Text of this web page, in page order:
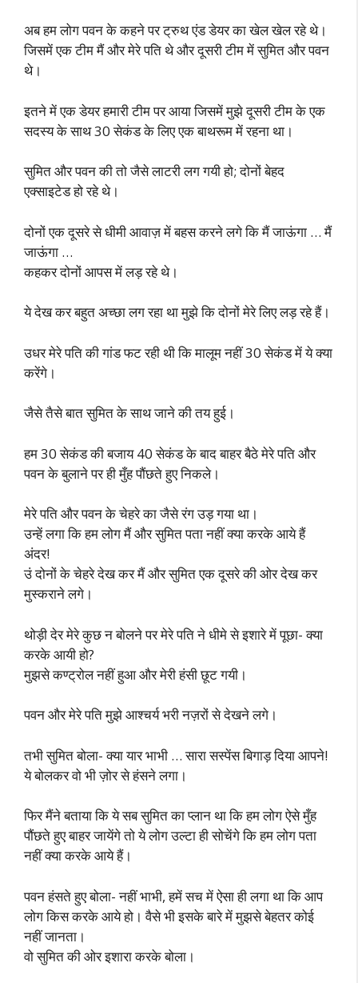
अब हम लोग पवन के कहने पर ट्रुथ एंड डेयर का खेल खेल रहे थे।
जिसमें एक टीम मैं और मेरे पति थे और दूसरी टीम में सुमित और पवन
थे।
इतने में एक डेयर हमारी टीम पर आया जिसमें मुझे दूसरी टीम के एक
सदस्य के साथ 30 सेकंड के लिए एक बाथरूम में रहना था।
सुमित और पवन की तो जैसे लाटरी लग गयी हो; दोनों बेहद
एक्साइटेड हो रहे थे।
दोनों एक दूसरे से धीमी आवाज़ में बहस करने लगे कि मैं जाऊंगा … मैं
जाऊंगा …
कहकर दोनों आपस में लड़ रहे थे।
ये देख कर बहुत अच्छा लग रहा था मुझे कि दोनों मेरे लिए लड़ रहे हैं।
उधर मेरे पति की गांड फट रही थी कि मालूम नहीं 30 सेकंड में ये क्या
करेंगे।
जैसे तैसे बात सुमित के साथ जाने की तय हुई।
हम 30 सेकंड की बजाय 40 सेकंड के बाद बाहर बैठे मेरे पति और
पवन के बुलाने पर ही मुँह पौंछते हुए निकले।
मेरे पति और पवन के चेहरे का जैसे रंग उड़ गया था।
उन्हें लगा कि हम लोग मैं और सुमित पता नहीं क्या करके आये हैं
अंदर!
उं दोनों के चेहरे देख कर मैं और सुमित एक दूसरे की ओर देख कर
मुस्कराने लगे।
थोड़ी देर मेरे कुछ न बोलने पर मेरे पति ने धीमे से इशारे में पूछा- क्या
करके आयी हो?
मुझसे कण्ट्रोल नहीं हुआ और मेरी हंसी छूट गयी।
पवन और मेरे पति मुझे आश्चर्य भरी नज़रों से देखने लगे।
तभी सुमित बोला- क्या यार भाभी … सारा सस्पेंस बिगाड़ दिया आपने!
ये बोलकर वो भी ज़ोर से हंसने लगा।
फिर मैंने बताया कि ये सब सुमित का प्लान था कि हम लोग ऐसे मुँह
पौंछते हुए बाहर जायेंगे तो ये लोग उल्टा ही सोचेंगे कि हम लोग पता
नहीं क्या करके आये हैं।
पवन हंसते हुए बोला- नहीं भाभी, हमें सच में ऐसा ही लगा था कि आप
लोग किस करके आये हो। वैसे भी इसके बारे में मुझसे बेहतर कोई
नहीं जानता।
वो सुमित की ओर इशारा करके बोला।